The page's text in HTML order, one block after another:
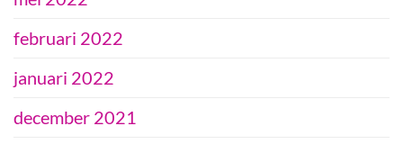
februari 2022
januari 2022
december 2021